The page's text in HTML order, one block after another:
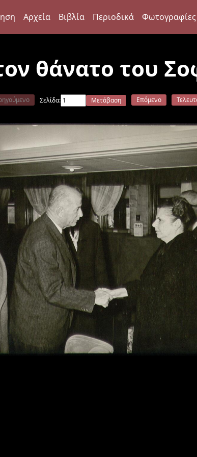
Αρχεία Βιβλία Περιοδικά Φωτογραφίες
θάνατο του
Σελίδα: Μετάβαση Επόμενο